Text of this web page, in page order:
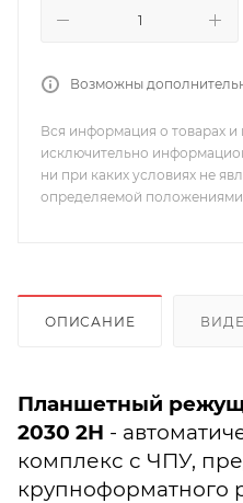
Возможны
Вся информация о товарах и
исключительно
ни при каких условиях не
определяемой положениями
ОПИСАНИЕ
Планшетный
2030 2H -
комплекс с ЧПУ,
крупноформатного